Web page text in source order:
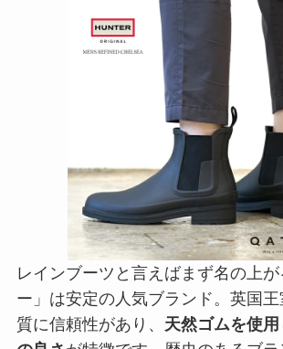
レインブーツと言えばまず名の上が
ー」は安定の人気ブランド。英国
質に信頼性があり、 天然ゴムを使